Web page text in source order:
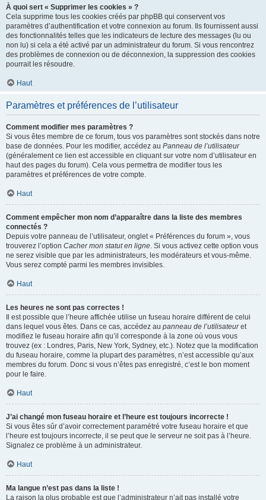
À quoi sert « Supprimer les cookies » ?
Cela supprime tous les cookies créés par phpBB qui conservent vos
paramètres d’authentification et votre connexion au forum. Ils fournissent aussi
des fonctionnalités telles que les indicateurs de lecture des messages (lu ou
non lu) si cela a été activé par un administrateur du forum. Si vous rencontrez
des problèmes de connexion ou de déconnexion, la suppression des cookies
pourrait les résoudre.
Haut
Paramètres et préférences de l’utilisateur
Comment modifier mes paramètres ?
Si vous êtes membre de ce forum, tous vos paramètres sont stockés dans notre
base de données. Pour les modifier, accédez au Panneau de l’utilisateur
(généralement ce lien est accessible en cliquant sur votre nom d’utilisateur en
haut des pages du forum). Cela vous permettra de modifier tous les
paramètres et préférences de votre compte.
Haut
Comment empêcher mon nom d’apparaître dans la liste des membres
connectés ?
Depuis votre panneau de l’utilisateur, onglet « Préférences du forum », vous
trouverez l’option Cacher mon statut en ligne. Si vous activez cette option vous
ne serez visible que par les administrateurs, les modérateurs et vous-même.
Vous serez compté parmi les membres invisibles.
Haut
Les heures ne sont pas correctes !
Il est possible que l’heure affichée utilise un fuseau horaire différent de celui
dans lequel vous êtes. Dans ce cas, accédez au panneau de l’utilisateuret
modifiez le fuseau horaire afin qu’il corresponde à la zone où vous vous
trouvez (ex : Londres, Paris, New York, Sydney, etc.). Notez que la modification
du fuseau horaire, comme la plupart des paramètres, n’est accessible qu’aux
membres du forum. Donc si vous n’êtes pas enregistré, c’est le bon moment
pour le faire.
Haut
J’ai changé mon fuseau horaire et l’heure est toujours incorrecte !
Si vous êtes sûr d’avoir correctement paramétré votre fuseau horaire et que
l’heure est toujours incorrecte, il se peut que le serveur ne soit pas à l’heure.
Signalez ce problème à un administrateur.
Haut
Ma langue n’est pas dans la liste !
La raison la plus probable est que l’administrateur n’ait pas installé votre